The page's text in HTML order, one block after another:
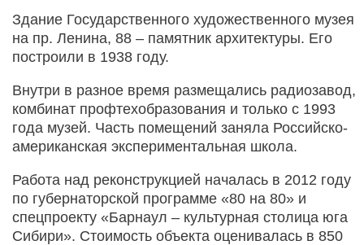
Здание Государственного художественного музея
на пр. Ленина, 88 – памятник архитектуры. Его
построили в 1938 году.
Внутри в разное время размещались радиозавод,
комбинат профтехобразования и только с 1993
года музей. Часть помещений заняла Российско-
американская экспериментальная школа.
Работа над реконструкцией началась в 2012 году
по губернаторской программе «80 на 80» и
спецпроекту «Барнаул – культурная столица юга
Сибири». Стоимость объекта оценивалась в 850